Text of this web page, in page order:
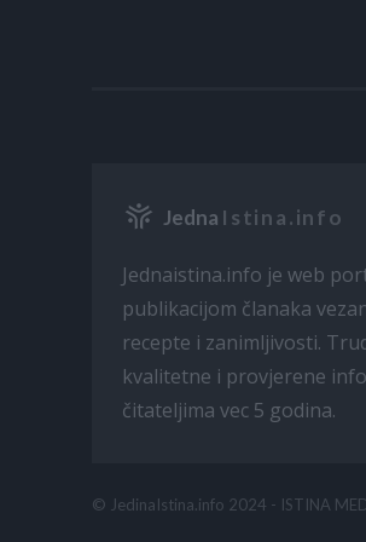
Jedna Istina.info
Jednaistina.info je web
publikacijom članaka
recepte i zanimljivosti.
kvalitetne i provjerene
čitateljima vec 5 godina.
© JedinaIstina.info 2024 - ISTINA